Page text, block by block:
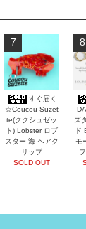
7
すぐ届く
☆Coucou Suzet
te(ククシュゼッ
ト) Lobster ロブ
スター 海 ヘアク
リップ
SOLD OUT
8
ズ
ド
モ